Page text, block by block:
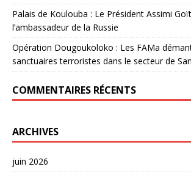
Palais de Koulouba : Le Président Assimi
l’ambassadeur de la Russie
Opération Dougoukoloko : Les FAMa
sanctuaires terroristes dans le secteur de
COMMENTAIRES RÉCENTS
ARCHIVES
juin 2026